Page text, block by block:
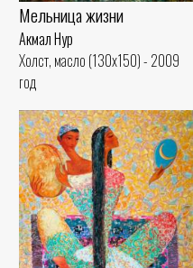
Мельница жизни
Акмал Нур
Холст, масло (130x150) - 2009
год